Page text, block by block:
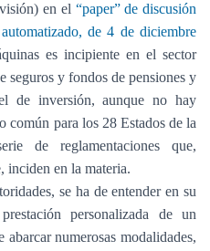
en el “paper” de discusión
de 4 de diciembre
es incipiente en el sector
seguros y fondos de pensiones y
de inversión, aunque no hay
común para los 28 Estados de la
de reglamentaciones que,
inciden en la materia.
se ha de entender en su
personalizada de un
numerosas modalidades,